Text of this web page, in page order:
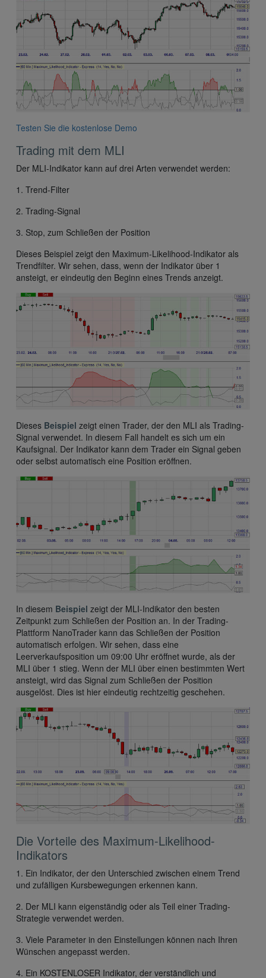
Testen Sie die kostenlose Demo
Trading mit dem MLI
Der MLI-Indikator kann auf drei Arten verwendet werden:
1. Trend-Filter
2. Trading-Signal
3. Stop, zum Schließen der Position
Dieses Beispiel zeigt den Maximum-Likelihood-Indikator als
Trendfilter. Wir sehen, dass, wenn der Indikator über 1
ansteigt, er eindeutig den Beginn eines Trends anzeigt.
Dieses Beispiel zeigt einen Trader, der den MLI als Trading-
Signal verwendet. In diesem Fall handelt es sich um ein
Kaufsignal. Der Indikator kann dem Trader ein Signal geben
oder selbst automatisch eine Position eröffnen.
In diesem Beispiel zeigt der MLI-Indikator den besten
Zeitpunkt zum Schließen der Position an. In der Trading-
Plattform NanoTrader kann das Schließen der Position
automatisch erfolgen. Wir sehen, dass eine
Leerverkaufsposition um 09:00 Uhr eröffnet wurde, als der
MLI über 1 stieg. Wenn der MLI über einen bestimmten Wert
ansteigt, wird das Signal zum Schließen der Position
ausgelöst. Dies ist hier eindeutig rechtzeitig geschehen.
Die Vorteile des Maximum-Likelihood-
Indikators
1. Ein Indikator, der den Unterschied zwischen einem Trend
und zufälligen Kursbewegungen erkennen kann.
2. Der MLI kann eigenständig oder als Teil einer Trading-
Strategie verwendet werden.
3. Viele Parameter in den Einstellungen können nach Ihren
Wünschen angepasst werden.
4. Ein KOSTENLOSER Indikator, der verständlich und